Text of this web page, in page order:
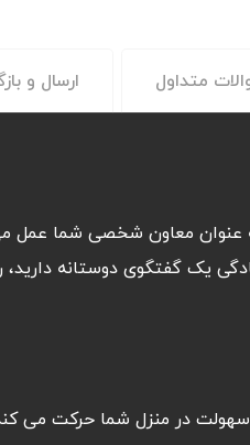
متداول ارسال و
عنوان معاون شخصی شما عمل
یک گفتگوی دوستانه دارید،
در منزل شما حرکت می